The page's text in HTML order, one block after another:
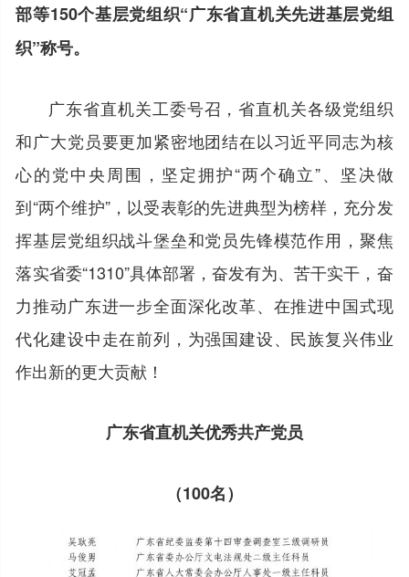
部等150个基层党组织“广东省直机关先进基层党组
织”称号。
广东省直机关工委号召，省直机关各级党组织
和广大党员要更加紧密地团结在以习近平同志为核
心的党中央周围，坚定拥护“两个确立”、坚决做
到“两个维护”，以受表彰的先进典型为榜样，充分发
挥基层党组织战斗堡垒和党员先锋模范作用，聚焦
落实省委“1310”具体部署，奋发有为、苦干实干，奋
力推动广东进一步全面深化改革、在推进中国式现
代化建设中走在前列，为强国建设、民族复兴伟业
作出新的更大贡献！
广东省直机关优秀共产党员
（100名）